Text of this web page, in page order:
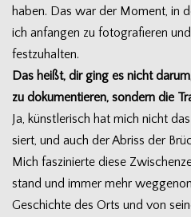
haben. Das war der Moment, in
ich anfan­gen zu foto­gra­fie­ren
festzuhalten.
Das heißt, dir ging es nicht
zu doku­men­tie­ren, son­dern die
Ja, künst­le­risch hat mich nicht
siert, und auch der Abriss der
Mich fas­zi­nierte diese
stand und immer mehr
Geschichte des Orts und von